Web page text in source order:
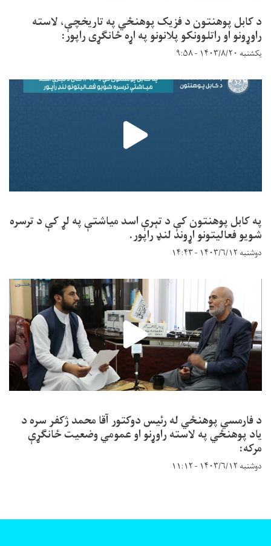
د کابل پوهنتون د فزیک پوهنځي په تاریخچې، لاسته
راوړونو او راتلوونکو پلانونو په اړه ځانګړی راپور:
یکشنبه ۱۴۰۳/۸/۲۰ - ۹:۵۸
په کابل پوهنتون کې د تېرې اسد میاشتې په لړ کې د ترسره
شویو فعالیتونو اړوند لنډ راپور.
دوشنبه ۱۴۰۳/۶/۱۲ - ۱۴:۴۳
د فارمسي پوهنځي له رئیس دوکتور آقا محمد ژکفر سره د
یاد پوهنځي په لاسته راوړنو او عمومي وضعیت ځانګړې
مرکه:
دوشنبه ۱۴۰۳/۶/۱۲ - ۱۱:۱۲